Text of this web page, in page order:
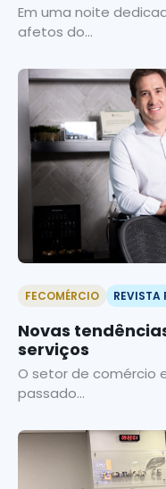
Em uma noite
afetos do...
FECOMÉRCIO REVISTA
Novas
serviços
O setor de comércio
passado...